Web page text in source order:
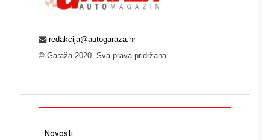
redakcija@autogaraza.hr
© Garaža 2020. Sva prava pridržana.
Novosti